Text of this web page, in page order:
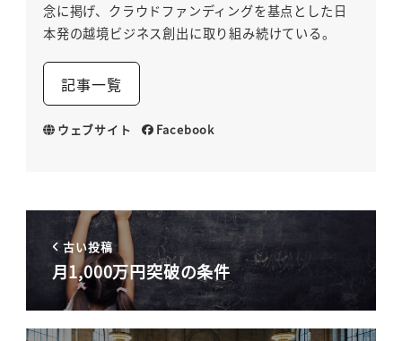
念に掲げ、クラウドファンディングを基点とした日
本発の越境ビジネス創出に取り組み続けている。
記事一覧
ウェブサイト Facebook
古い投稿
月1,000万円突破の条件